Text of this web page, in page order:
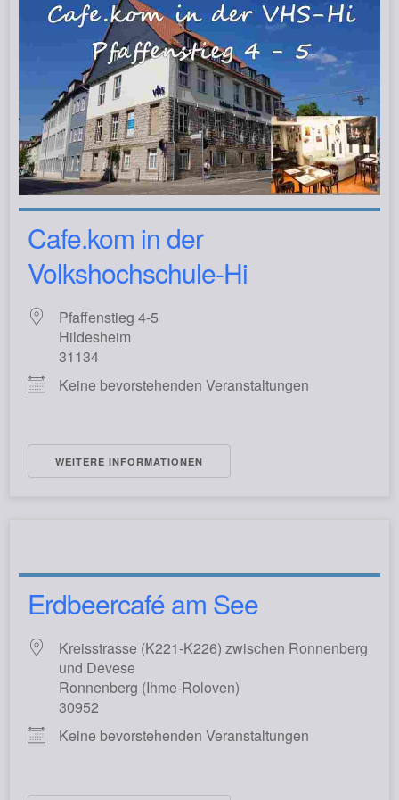
Cafe.kom in der
Volkshochschule-Hi
Pfaffenstieg 4-5
Hildesheim
31134
Keine bevorstehenden Veranstaltungen
WEITERE INFORMATIONEN
Erdbeercafé am See
Kreisstrasse (K221-K226) zwischen Ronnenberg
und Devese
Ronnenberg (Ihme-Roloven)
30952
Keine bevorstehenden Veranstaltungen